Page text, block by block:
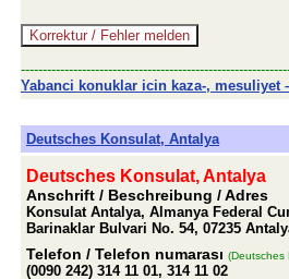
Yabanci konuklar icin kaza-, mesuliyet
Deutsches Konsulat, Antalya
Deutsches Konsulat, Antalya
Anschrift / Beschreibung / Adres
Konsulat Antalya, Almanya Federal
Barinaklar Bulvari No. 54, 07235
Telefon / Telefon numarası (Deutsches
(0090 242) 314 11 01, 314 11 02